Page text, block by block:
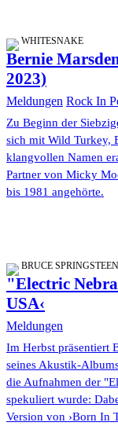
WHITESNAKE
Bernie
2023)
Meldungen Rock In
Zu Beginn der
sich mit Wild Turkey,
klangvollen Namen
Partner von Micky
bis 1981 angehörte.
BRUCE SPRINGSTEEN
"Electric
USA‹
Meldungen
Im Herbst präsentiert
seines Akustik-
die Aufnahmen der
spekuliert wurde:
Version von ›Born In